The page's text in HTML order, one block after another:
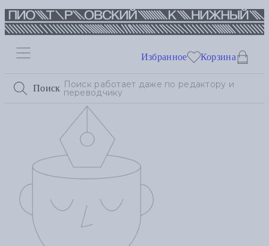
Поиск
Избранное Корзина